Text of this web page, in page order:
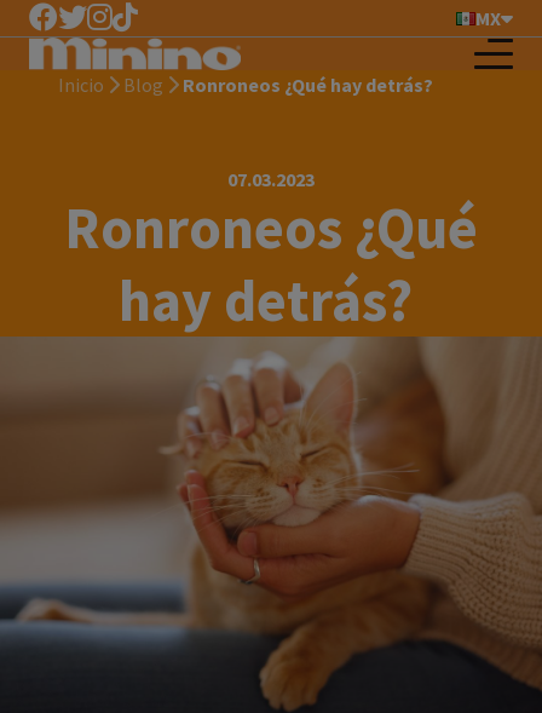
MX
Inicio Blog Ronroneos ¿Qué hay detrás?
07.03.2023
Ronroneos ¿Qué
hay detrás?